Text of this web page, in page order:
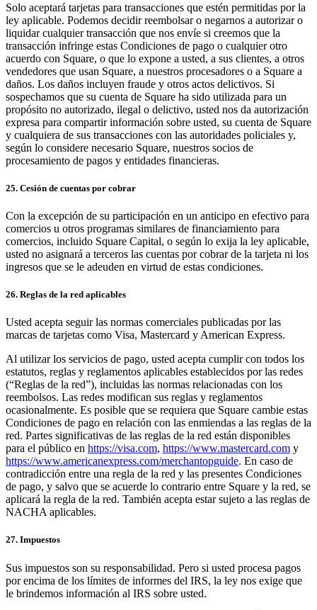
Solo aceptará tarjetas para transacciones que estén permitidas por la
ley aplicable. Podemos decidir reembolsar o negarnos a autorizar o
liquidar cualquier transacción que nos envíe si creemos que la
transacción infringe estas Condiciones de pago o cualquier otro
acuerdo con Square, o que lo expone a usted, a sus clientes, a otros
vendedores que usan Square, a nuestros procesadores o a Square a
daños. Los daños incluyen fraude y otros actos delictivos. Si
sospechamos que su cuenta de Square ha sido utilizada para un
propósito no autorizado, ilegal o delictivo, usted nos da autorización
expresa para compartir información sobre usted, su cuenta de Square
y cualquiera de sus transacciones con las autoridades policiales y,
según lo considere necesario Square, nuestros socios de
procesamiento de pagos y entidades financieras.
25. Cesión de cuentas por cobrar
Con la excepción de su participación en un anticipo en efectivo para
comercios u otros programas similares de financiamiento para
comercios, incluido Square Capital, o según lo exija la ley aplicable,
usted no asignará a terceros las cuentas por cobrar de la tarjeta ni los
ingresos que se le adeuden en virtud de estas condiciones.
26. Reglas de la red aplicables
Usted acepta seguir las normas comerciales publicadas por las
marcas de tarjetas como Visa, Mastercard y American Express.
Al utilizar los servicios de pago, usted acepta cumplir con todos los
estatutos, reglas y reglamentos aplicables establecidos por las redes
(“Reglas de la red”), incluidas las normas relacionadas con los
reembolsos. Las redes modifican sus reglas y reglamentos
ocasionalmente. Es posible que se requiera que Square cambie estas
Condiciones de pago en relación con las enmiendas a las reglas de la
red. Partes significativas de las reglas de la red están disponibles
para el público en https://visa.com, https://www.mastercard.com y
https://www.americanexpress.com/merchantopguide. En caso de
contradicción entre una regla de la red y las presentes Condiciones
de pago, y salvo que se acuerde lo contrario entre Square y la red, se
aplicará la regla de la red. También acepta estar sujeto a las reglas de
NACHA aplicables.
27. Impuestos
Sus impuestos son su responsabilidad. Pero si usted procesa pagos
por encima de los límites de informes del IRS, la ley nos exige que
le brindemos información al IRS sobre usted.